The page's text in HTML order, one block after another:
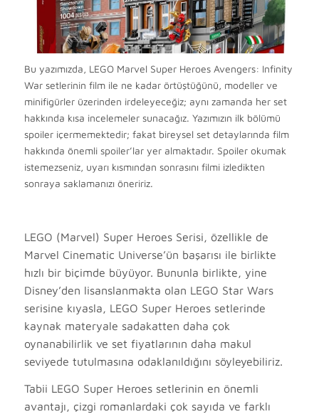
Bu yazımızda, LEGO Marvel Super Heroes Avengers: Infinity
War setlerinin film ile ne kadar örtüştüğünü, modeller ve
minifigürler üzerinden irdeleyeceğiz; aynı zamanda her set
hakkında kısa incelemeler sunacağız. Yazımızın ilk bölümü
spoiler içermemektedir; fakat bireysel set detaylarında film
hakkında önemli spoiler’lar yer almaktadır. Spoiler okumak
istemezseniz, uyarı kısmından sonrasını filmi izledikten
sonraya saklamanızı öneririz.
LEGO (Marvel) Super Heroes Serisi, özellikle de
Marvel Cinematic Universe’ün başarısı ile birlikte
hızlı bir biçimde büyüyor. Bununla birlikte, yine
Disney’den lisanslanmakta olan LEGO Star Wars
serisine kıyasla, LEGO Super Heroes setlerinde
kaynak materyale sadakatten daha çok
oynanabilirlik ve set fiyatlarının daha makul
seviyede tutulmasına odaklanıldığını söyleyebiliriz.
Tabii LEGO Super Heroes setlerinin en önemli
avantajı, çizgi romanlardaki çok sayıda ve farklı